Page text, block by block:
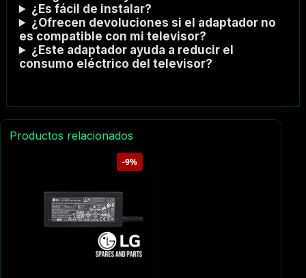
¿Es fácil de instalar?
¿Ofrecen devoluciones si el adaptador no
es compatible con mi televisor?
¿Este adaptador ayuda a reducir el
consumo eléctrico del televisor?
Productos relacionados
-9%